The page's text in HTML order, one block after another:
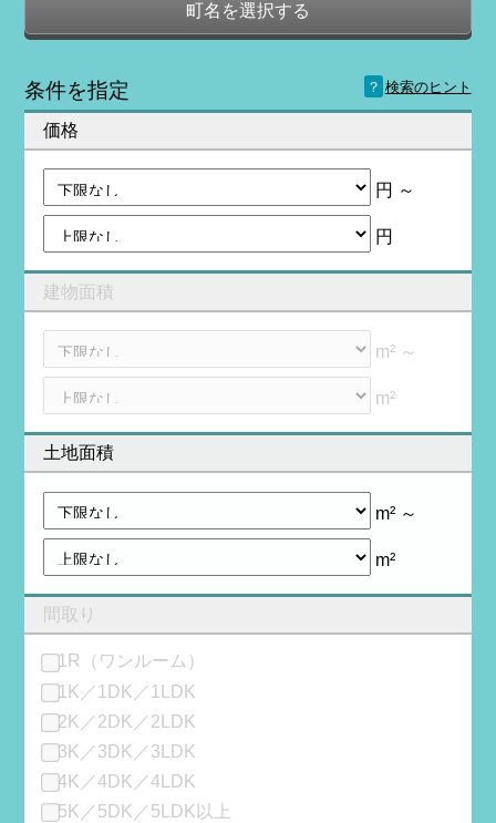
町名を選択する
条件を指定 ？ 検索のヒント
価格
円 ～
円
建物面積
m² ～
m²
土地面積
m² ～
m²
間取り
1R（ワンルーム）
1K／1DK／1LDK
2K／2DK／2LDK
3K／3DK／3LDK
4K／4DK／4LDK
5K／5DK／5LDK以上